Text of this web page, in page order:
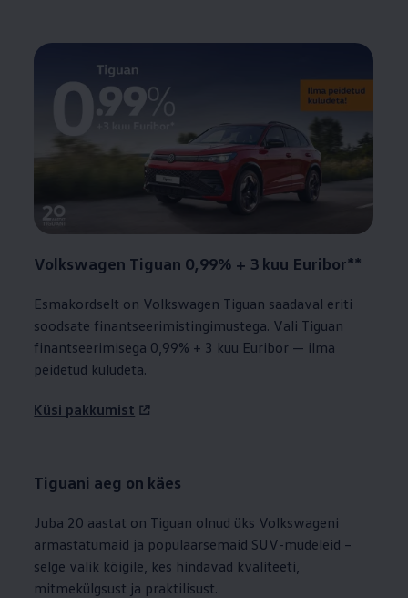
Volkswagen Tiguan 0,99% + 3 kuu Euribor**
Esmakordselt on Volkswagen Tiguan saadaval eriti
soodsate finantseerimistingimustega. Vali Tiguan
finantseerimisega 0,99% + 3 kuu Euribor — ilma
peidetud kuludeta.
Küsi pakkumist
Tiguani aeg on käes
Juba 20 aastat on Tiguan olnud üks Volkswageni
armastatumaid ja populaarsemaid SUV-mudeleid –
selge valik kõigile, kes hindavad kvaliteeti,
mitmekülgsust ja praktilisust.